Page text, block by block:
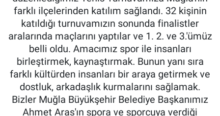
farklı ilçelerinden katılım sağlandı. 32 kişinin
katıldığı turnuvamızın sonunda finalistler
aralarında maçlarını yaptılar ve 1. 2. ve 3.'ümüz
belli oldu. Amacımız spor ile insanları
birleştirmek, kaynaştırmak. Bunun yanı sıra
farklı kültürden insanları bir araya getirmek ve
dostluk, arkadaşlık kurmalarını sağlamak.
Bizler Muğla Büyükşehir Belediye Başkanımız
Ahmet Aras'ın spora ve sporcuya verdiği